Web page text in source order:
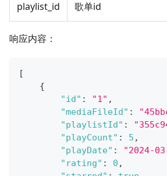
playlist_id 歌单id
响应内容：
[
{
"id" : "1" ,
"mediaFileId" :
"playlistId" :
"playCount" : 5 ,
"playDate" :
"2024-
"rating" : 0 ,